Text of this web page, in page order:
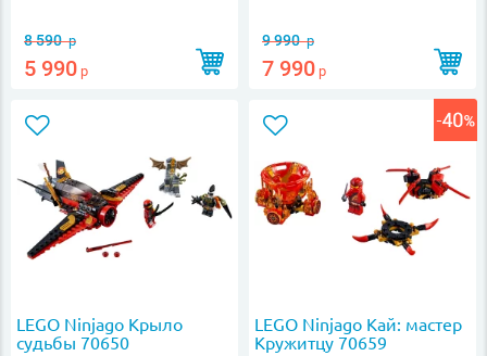
8 590р
5 990 р
9 990р
7 990 р
LEGO Ninjago Крыло
судьбы 70650
LEGO Ninjago Кай: мастер
Кружитцу 70659